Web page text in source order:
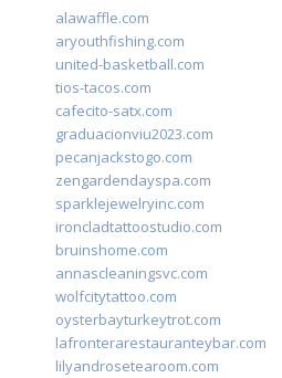
alawaffle.com
aryouthfishing.com
united-basketball.com
tios-tacos.com
cafecito-satx.com
graduacionviu2023.com
pecanjackstogo.com
zengardendayspa.com
sparklejewelryinc.com
ironcladtattoostudio.com
bruinshome.com
annascleaningsvc.com
wolfcitytattoo.com
oysterbayturkeytrot.com
lafronterarestauranteybar.com
lilyandrosetearoom.com